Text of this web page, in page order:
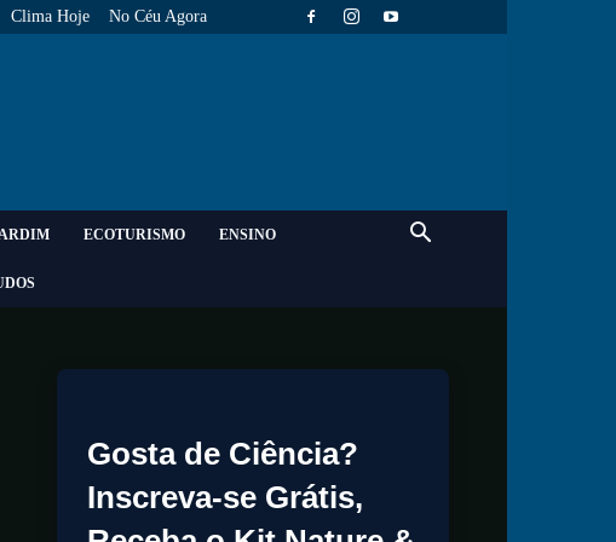
Clima Hoje No Céu Agora
ECOTURISMO ENSINO
Gosta de Ciência?
Inscreva-se Grátis,